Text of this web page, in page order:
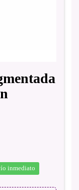
inmediato